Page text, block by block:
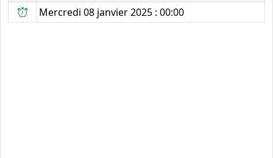
Mercredi 08 janvier 2025 : 00:00